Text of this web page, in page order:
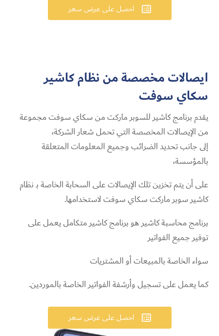
 احصل على عرض سعر
ايصالات مخصصة من نظام كاشير
سكاي سوفت
يقدم برنامج كاشير للسوبر ماركت من سكاي سوفت مجموعة
من الإيصالات المخصصة التيتحمل شعار الشركة،
إلى جانب تحديد الضرائب وجميع المعلومات المتعلقة
بالمؤسسة،
على أن يتم تخزين تلك الإيصالات على السحابة الخاصة بـ نظام
كاشير سوبر ماركت سكاي سوفت لاستخدامها.
برنامج محاسبة كاشير هو برنامج كاشير متكامل يعمل على
توفير جميع الفواتير
سواء الخاصة بالمبيعات أو المشتريات
كما يعمل على تسجيل وأرشفة الفواتير الخاصة بالموردين.
 احصل على عرض سعر